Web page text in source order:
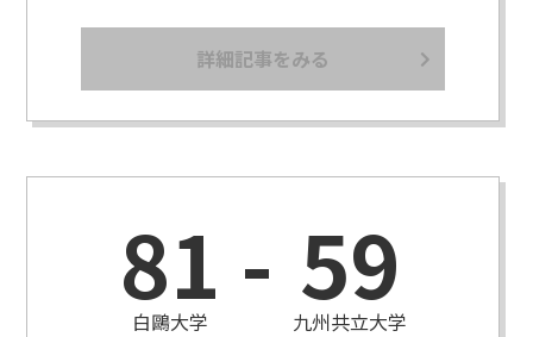
詳細記事をみる
81
白鷗大学 - 59
九州共立大学